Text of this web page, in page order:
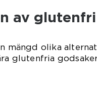
av
mängd olika
glutenfria